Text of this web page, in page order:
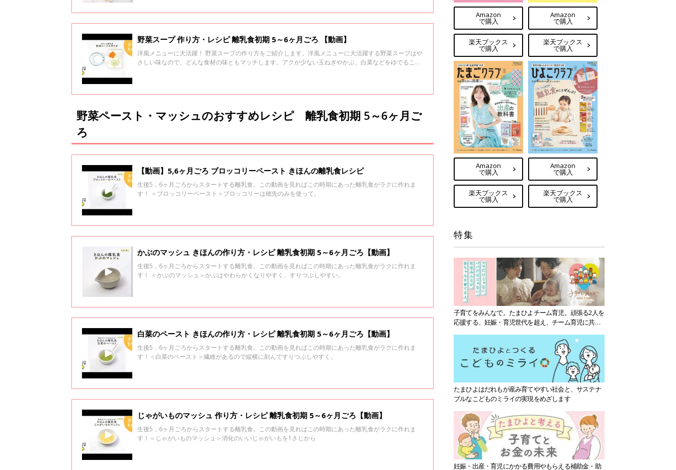
野菜スープ 作り方・レシピ 離乳食初期 5～6ヶ月ごろ 【動画】
洋風メニューに大活躍！ 野菜スープの作り方をご紹介します。洋風メニューに大活躍する野菜スープはや
さしい味なので、どんな食材の味ともマッチします。アクが少ない玉ねぎやかぶ、白菜などをゆでること
野菜ペースト・マッシュのおすすめレシピ 離乳食初期 5～6ヶ月ご
ろ
【動画】5,6ヶ月ごろ ブロッコリーペースト きほんの離乳食レシピ
生後5，6ヶ月ごろからスタートする離乳食。この動画を見ればこの時期にあった離乳食がラクに作れま
す！ ＜ブロッコリーペースト＞ブロッコリーは穂先のみを使って。
かぶのマッシュ きほんの作り方・レシピ 離乳食初期 5～6ヶ月ごろ【動画】
生後5，6ヶ月ごろからスタートする離乳食。この動画を見ればこの時期にあった離乳食がラクに作れま
す！ ＜かぶのマッシュ＞かぶはやわらかくなりやすく、すりつぶしやすい。
白菜のペースト きほんの作り方・レシピ 離乳食初期 5～6ヶ月ごろ【動画】
生後5，6ヶ月ごろからスタートする離乳食。この動画を見ればこの時期にあった離乳食がラクに作れま
す！＜白菜のペースト＞繊維があるので縦横に刻んですりつぶしやすく。
じゃがいものマッシュ 作り方・レシピ 離乳食初期 5～6ヶ月ごろ【動画】
生後5，6ヶ月ごろからスタートする離乳食。この動画を見ればこの時期にあった離乳食がラクに作れま
す！＜じゃがいものマッシュ＞消化のいいじゃがいもを1さじから
Amazon
で購入
楽天ブックス
で購入
Amazon
で購入
楽天ブックス
で購入
Amazon
で購入
楽天ブックス
で購入
Amazon
で購入
楽天ブックス
で購入
特集
子育てをみんなで。たまひよチーム育児。頑張る2人を
応援する、妊娠・育児世代を超え、チーム育児に共感
たまひよはだれもが産み育てやすい社会と、サステナ
ブルなこどものミライの実現をめざします
妊娠・出産・育児にかかる費用やもらえる補助金・助